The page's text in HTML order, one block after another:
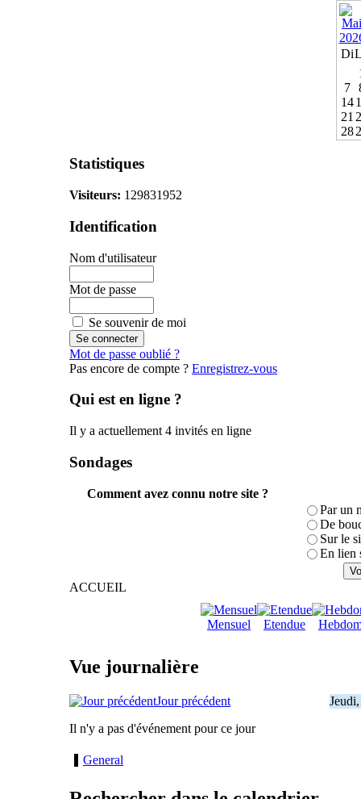
Di
7
14
21
28
Statistiques
Visiteurs: 129831952
Identification
Nom d'utilisateur
Mot de passe
Se souvenir de moi
Mot de passe oublié ?
Pas encore de compte ? Enregistrez-vous
Qui est en ligne ?
Il y a actuellement 4 invités en ligne
Sondages
Comment avez connu notre site ?
Par un
De
Sur le
En lien
ACCUEIL
Mensuel Etendue
Vue journalière
Jour précédent
Il n'y a pas d'événement pour ce jour
General